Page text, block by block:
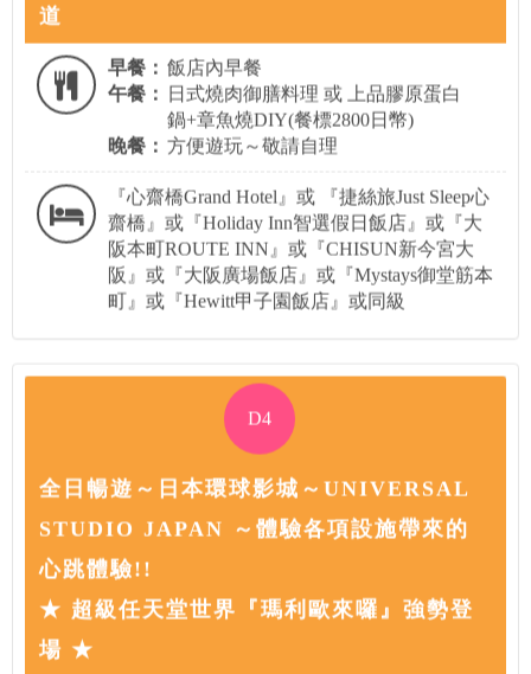
道
早餐： 飯店內早餐
午餐： 日式燒肉御膳料理 或 上品膠原蛋白
鍋+章魚燒DIY(餐標2800日幣)
晚餐： 方便遊玩～敬請自理
『心齋橋Grand Hotel』或 『捷絲旅Just Sleep心
齋橋』或『Holiday Inn智選假日飯店』或『大
阪本町ROUTE INN』或『CHISUN新今宮大
阪』或『大阪廣場飯店』或『Mystays御堂筋本
町』或『Hewitt甲子園飯店』或同級
D4
全日暢遊～日本環球影城～UNIVERSAL
STUDIO JAPAN ～體驗各項設施帶來的
心跳體驗!!
★ 超級任天堂世界『瑪利歐來囉』強勢登
場 ★